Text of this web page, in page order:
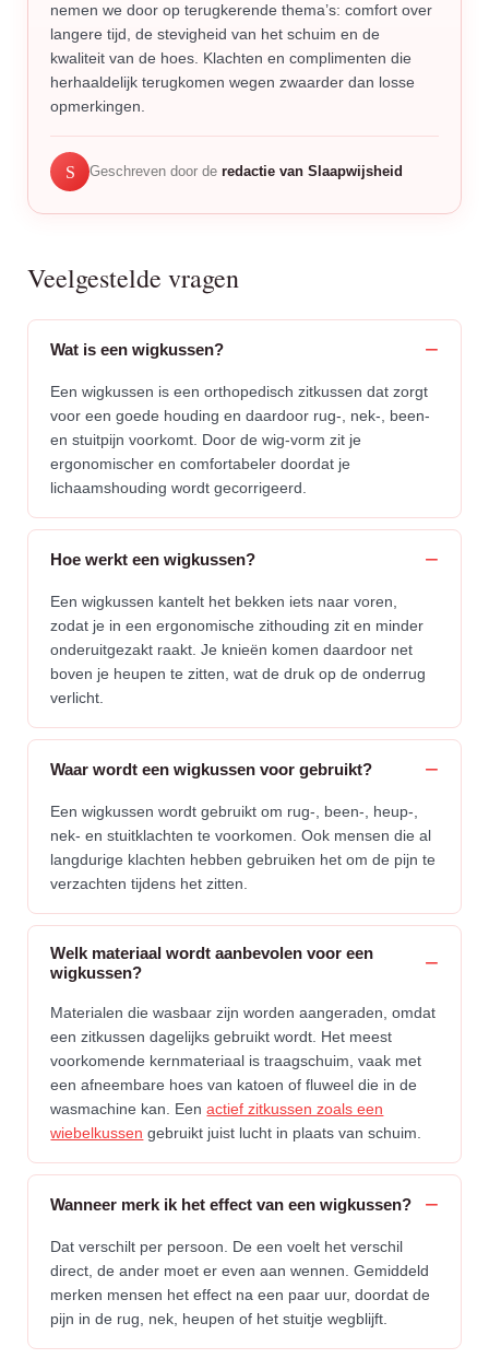
nemen we door op terugkerende thema’s: comfort over
langere tijd, de stevigheid van het schuim en de
kwaliteit van de hoes. Klachten en complimenten die
herhaaldelijk terugkomen wegen zwaarder dan losse
opmerkingen.
S Geschreven door deredactie van Slaapwijsheid
Veelgestelde vragen
Wat is een wigkussen?
Een wigkussen is een orthopedisch zitkussen dat zorgt
voor een goede houding en daardoor rug-, nek-, been-
en stuitpijn voorkomt. Door de wig-vorm zit je
ergonomischer en comfortabeler doordat je
lichaamshouding wordt gecorrigeerd.
Hoe werkt een wigkussen?
Een wigkussen kantelt het bekken iets naar voren,
zodat je in een ergonomische zithouding zit en minder
onderuitgezakt raakt. Je knieën komen daardoor net
boven je heupen te zitten, wat de druk op de onderrug
verlicht.
Waar wordt een wigkussen voor gebruikt?
Een wigkussen wordt gebruikt om rug-, been-, heup-,
nek- en stuitklachten te voorkomen. Ook mensen die al
langdurige klachten hebben gebruiken het om de pijn te
verzachten tijdens het zitten.
Welk materiaal wordt aanbevolen voor een
wigkussen?
Materialen die wasbaar zijn worden aangeraden, omdat
een zitkussen dagelijks gebruikt wordt. Het meest
voorkomende kernmateriaal is traagschuim, vaak met
een afneembare hoes van katoen of fluweel die in de
wasmachine kan. Eenactief zitkussen zoals een
wiebelkussen gebruikt juist lucht in plaats van schuim.
Wanneer merk ik het effect van een wigkussen?
Dat verschilt per persoon. De een voelt het verschil
direct, de ander moet er even aan wennen. Gemiddeld
merken mensen het effect na een paar uur, doordat de
pijn in de rug, nek, heupen of het stuitje wegblijft.